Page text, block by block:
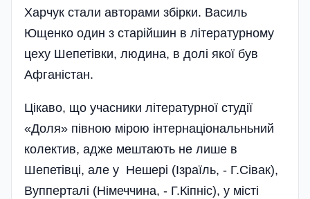
Харчук стали авторами збірки. Василь
Ющенко один з старійшин в літературному
цеху Шепетівки, людина, в долі якої був
Афганістан.
Цікаво, що учасники літературної студії
«Доля» півною мірою інтернаціональньний
колектив, адже мештають не лише в
Шепетівці, але у Нешері (Ізраїль, - Г.Сівак),
Вупперталі (Німеччина, - Г.Кіпніс), у місті